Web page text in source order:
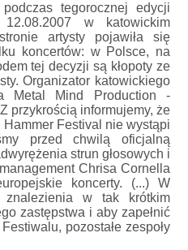
tegorocznej edycji
w katowickim
artysty pojawiła się
koncertów: w Polsce, na
tej decyzji są kłopoty ze
Organizator katowickiego
Metal Mind Production -
przykrością informujemy, że
Festival nie wystąpi
przed chwilą oficjalną
strun głosowych i
Chrisa Cornella
koncerty. (...) W
znalezienia w tak krótkim
zastępstwa i aby zapełnić
pozostałe zespoły